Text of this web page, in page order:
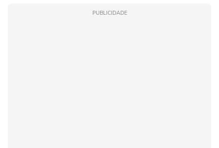
PUBLICIDADE